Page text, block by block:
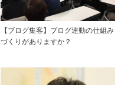
【ブログ集客】ブログ連動の仕組み
づくりがありますか？